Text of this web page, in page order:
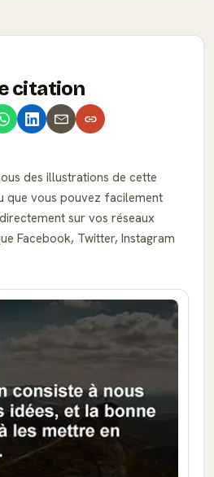
citation
des illustrations de cette
que vous pouvez facilement
sur vos réseaux
Facebook, Twitter, Instagram